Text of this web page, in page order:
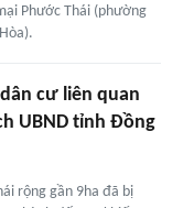
Phước Thái (phường
cư liên quan
UBND tỉnh Đồng
rộng gần 9ha đã bị